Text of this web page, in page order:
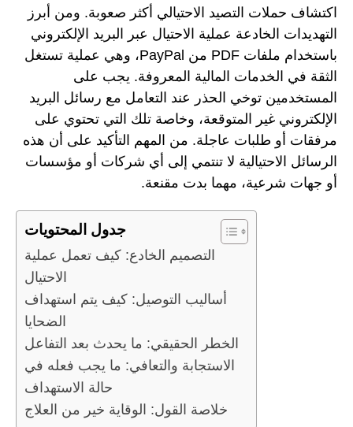
اكتشاف حملات التصيد الاحتيالي أكثر صعوبة. ومن أبرز
التهديدات الخادعة عملية الاحتيال عبر البريد الإلكتروني
باستخدام ملفات PDF من PayPal، وهي عملية تستغل
الثقة في الخدمات المالية المعروفة. يجب على
المستخدمين توخي الحذر عند التعامل مع رسائل البريد
الإلكتروني غير المتوقعة، وخاصة تلك التي تحتوي على
مرفقات أو طلبات عاجلة. من المهم التأكيد على أن هذه
الرسائل الاحتيالية لا تنتمي إلى أي شركات أو مؤسسات
أو جهات شرعية، مهما بدت مقنعة.
جدول المحتويات
التصميم الخادع: كيف تعمل عملية
الاحتيال
أساليب التوصيل: كيف يتم استهداف
الضحايا
الخطر الحقيقي: ما يحدث بعد التفاعل
الاستجابة والتعافي: ما يجب فعله في
حالة الاستهداف
خلاصة القول: الوقاية خير من العلاج